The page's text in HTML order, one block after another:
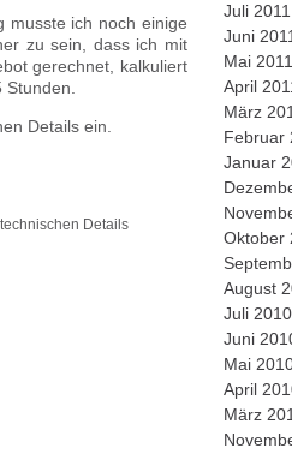
musste ich noch einige
zu sein, dass ich mit
gerechnet, kalkuliert
Details ein.
Details
Juli 2011
Juni 2011
Mai 2011
April
März
Februar
Januar
Oktober
August
Juli 2010
Juni
Mai
April
März